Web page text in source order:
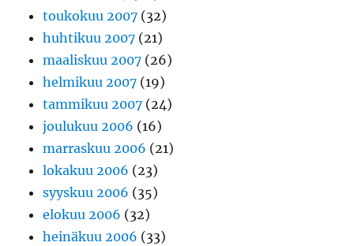
toukokuu 2007 (32)
huhtikuu 2007 (21)
maaliskuu 2007 (26)
helmikuu 2007 (19)
tammikuu 2007 (24)
joulukuu 2006 (16)
marraskuu 2006 (21)
lokakuu 2006 (23)
syyskuu 2006 (35)
elokuu 2006 (32)
heinäkuu 2006 (33)